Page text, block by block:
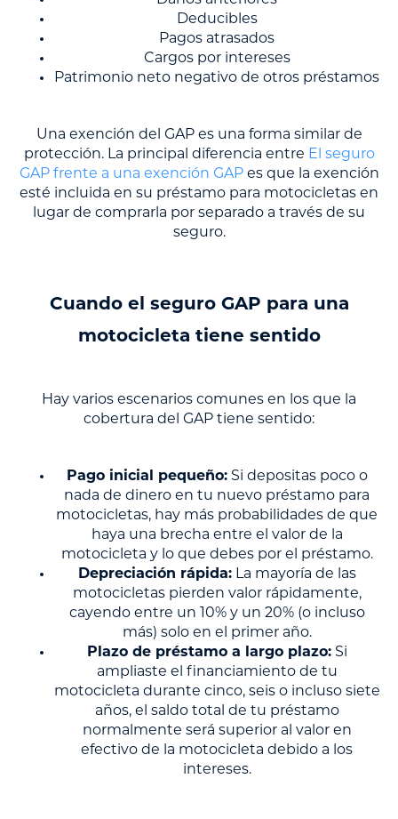
Deducibles
Pagos atrasados
Cargos por intereses
Patrimonio neto negativo de otros préstamos
Una exención del GAP es una forma similar de
protección. La principal diferencia entre El seguro
GAP frente a una exención GAPes que la exención
esté incluida en su préstamo para motocicletas en
lugar de comprarla por separado a través de su
seguro.
Cuando el seguro GAP para una
motocicleta tiene sentido
Hay varios escenarios comunes en los que la
cobertura del GAP tiene sentido:
Pago inicial pequeño:Si depositas poco o
nada de dinero en tu nuevo préstamo para
motocicletas, hay más probabilidades de que
haya una brecha entre el valor de la
motocicleta y lo que debes por el préstamo.
Depreciación rápida:La mayoría de las
motocicletas pierden valor rápidamente,
cayendo entre un 10% y un 20% (o incluso
más) solo en el primer año.
Plazo de préstamo a largo plazo:Si
ampliaste el financiamiento de tu
motocicleta durante cinco, seis o incluso siete
años, el saldo total de tu préstamo
normalmente será superior al valor en
efectivo de la motocicleta debido a los
intereses.